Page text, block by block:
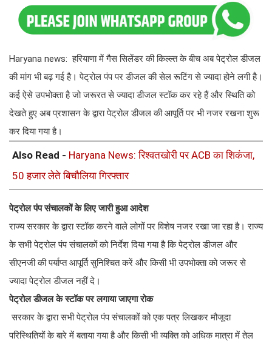
Haryana news: हरियाणा में गैस सिलेंडर की किल्ल्त के बीच अब पेट्रोल डीजल
की मांग भी बढ़ गई है। पेट्रोल पंप पर डीजल की सेल रूटिंग से ज्यादा होने लगी है।
कई ऐसे उपभोक्ता है जो जरूरत से ज्यादा डीजल स्टॉक कर रहे हैं और स्थिति को
देखते हुए अब प्रशासन के द्वारा पेट्रोल डीजल की आपूर्ति पर भी नजर रखना शुरू
कर दिया गया है।
Also Read - Haryana News: रिश्वतखोरी पर ACB का शिकंजा,
50 हजार लेते बिचौलिया गिरफ्तार
पेट्रोल पंप संचालकों के लिए जारी हुआ आदेश
राज्य सरकार के द्वारा स्टॉक करने वाले लोगों पर विशेष नजर रखा जा रहा है। राज्य
के सभी पेट्रोल पंप संचालकों को निर्देश दिया गया है कि पेट्रोल डीजल और
सीएनजी की पर्याप्त आपूर्ति सुनिश्चित करें और किसी भी उपभोक्ता को जरूर से
ज्यादा पेट्रोल डीजल नहीं दे।
पेट्रोल डीजल के स्टॉक पर लगाया जाएगा रोक
सरकार के द्वारा सभी पेट्रोल पंप संचालकों को एक पत्र लिखकर मौजूदा
परिस्थितियों के बारे में बताया गया है और किसी भी व्यक्ति को अधिक मात्रा में तेल